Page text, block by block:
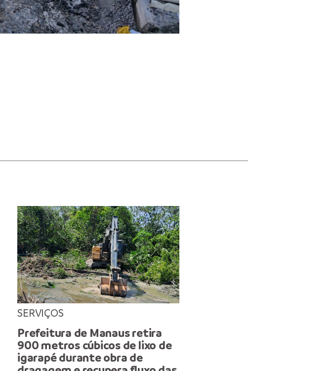
SERVIÇOS
Prefeitura de Manaus retira
900 metros cúbicos de lixo de
igarapé durante obra de